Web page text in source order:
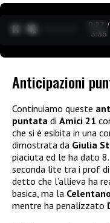
0:27 /
3:35
Anticipazioni
Continuiamo queste
puntata di Amici 21
che si è esibita in una
dimostrata da Giulia
piaciuta ed le ha dato
seconda lite tra i prof
detto che l’allieva ha
basica, ma la Celentano
mentre ha penalizzato